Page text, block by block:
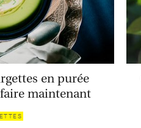
en purée
maintenant